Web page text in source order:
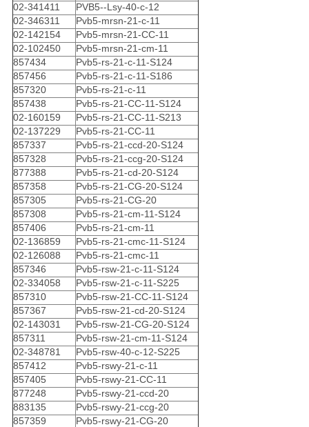
02-341411
PVB5--Lsy-40-c-12
02-346311
Pvb5-mrsn-21-c-11
02-142154
Pvb5-mrsn-21-CC-11
02-102450
Pvb5-mrsn-21-cm-11
857434
Pvb5-rs-21-c-11-S124
857456
Pvb5-rs-21-c-11-S186
857320
Pvb5-rs-21-c-11
857438
Pvb5-rs-21-CC-11-S124
02-160159
Pvb5-rs-21-CC-11-S213
02-137229
Pvb5-rs-21-CC-11
857337
Pvb5-rs-21-ccd-20-S124
857328
Pvb5-rs-21-ccg-20-S124
877388
Pvb5-rs-21-cd-20-S124
857358
Pvb5-rs-21-CG-20-S124
857305
Pvb5-rs-21-CG-20
857308
Pvb5-rs-21-cm-11-S124
857406
Pvb5-rs-21-cm-11
02-136859
Pvb5-rs-21-cmc-11-S124
02-126088
Pvb5-rs-21-cmc-11
857346
Pvb5-rsw-21-c-11-S124
02-334058
Pvb5-rsw-21-c-11-S225
857310
Pvb5-rsw-21-CC-11-S124
857367
Pvb5-rsw-21-cd-20-S124
02-143031
Pvb5-rsw-21-CG-20-S124
857311
Pvb5-rsw-21-cm-11-S124
02-348781
Pvb5-rsw-40-c-12-S225
857412
Pvb5-rswy-21-c-11
857405
Pvb5-rswy-21-CC-11
877248
Pvb5-rswy-21-ccd-20
883135
Pvb5-rswy-21-ccg-20
857359
Pvb5-rswy-21-CG-20